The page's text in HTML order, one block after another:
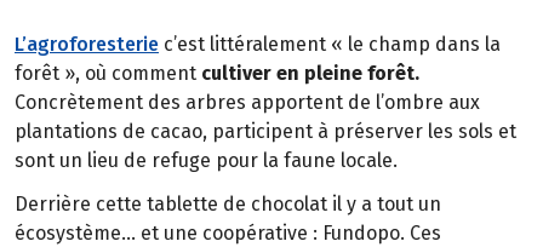
L’agroforesterie c’est littéralement « le champ dans la
forêt », où comment cultiver en pleine forêt.
Concrètement des arbres apportent de l’ombre aux
plantations de cacao, participent à préserver les sols et
sont un lieu de refuge pour la faune locale.
Derrière cette tablette de chocolat il y a tout un
écosystème… et une coopérative : Fundopo. Ces